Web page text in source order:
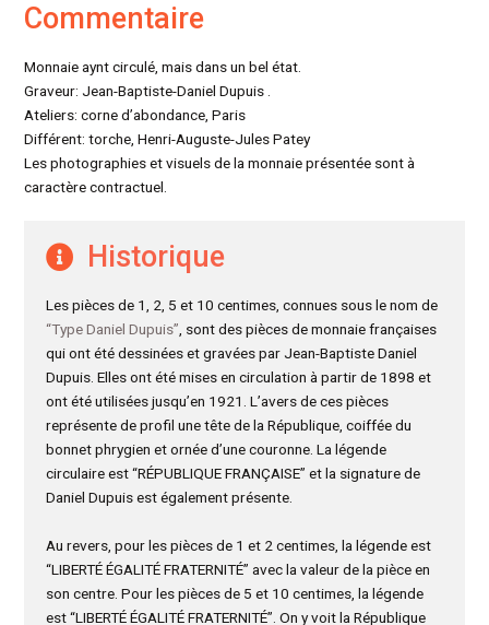
Commentaire
Monnaie aynt circulé, mais dans un bel état.
Graveur: Jean-Baptiste-Daniel Dupuis .
Ateliers: corne d’abondance, Paris
Différent: torche, Henri-Auguste-Jules Patey
Les photographies et visuels de la monnaie présentée sont à
caractère contractuel.
Historique
Les pièces de 1, 2, 5 et 10 centimes, connues sous le nom de
“Type Daniel Dupuis” , sont des pièces de monnaie françaises
qui ont été dessinées et gravées par Jean-Baptiste Daniel
Dupuis. Elles ont été mises en circulation à partir de 1898 et
ont été utilisées jusqu’en 1921. L’avers de ces pièces
représente de profil une tête de la République, coiffée du
bonnet phrygien et ornée d’une couronne. La légende
circulaire est “RÉPUBLIQUE FRANÇAISE” et la signature de
Daniel Dupuis est également présente.
Au revers, pour les pièces de 1 et 2 centimes, la légende est
“LIBERTÉ ÉGALITÉ FRATERNITÉ” avec la valeur de la pièce en
son centre. Pour les pièces de 5 et 10 centimes, la légende
est “LIBERTÉ ÉGALITÉ FRATERNITÉ”. On y voit la République